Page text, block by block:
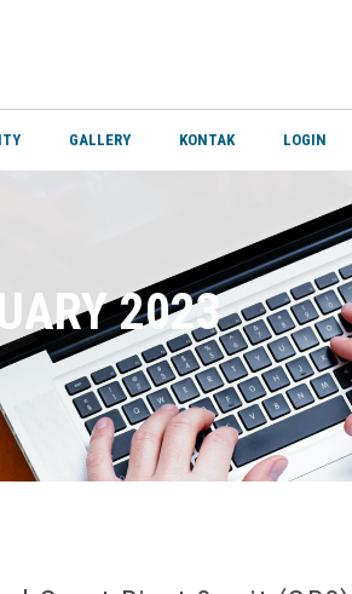
GALLERY KONTAK LOGIN
2023